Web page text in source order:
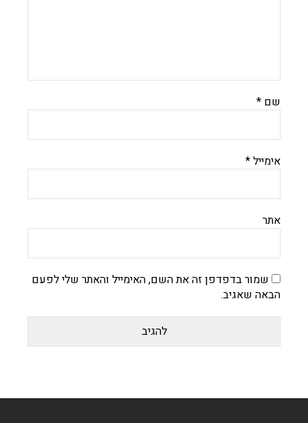
שם *
אימייל*
אתר
שמור בדפדפן זה את השם, האימייל והאתר שלי לפעם
הבאה שאגיב.